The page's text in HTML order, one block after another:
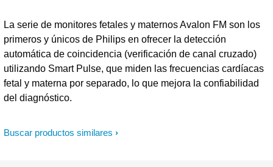
Buscar productos similares
La serie de monitores fetales y maternos Avalon FM son los
primeros y únicos de Philips en ofrecer la detección
automática de coincidencia (verificación de canal cruzado)
utilizando Smart Pulse, que miden las frecuencias cardíacas
fetal y materna por separado, lo que mejora la confiabilidad
del diagnóstico.